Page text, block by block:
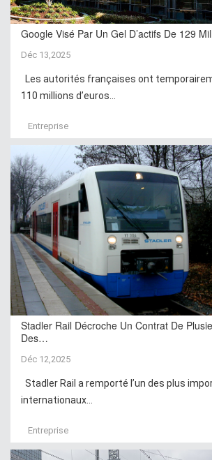
Google Visé Par Un Gel D’actifs De 129
Déc 13,2025
Les autorités françaises ont
110 millions d’euros...
Entreprise
Stadler Rail Décroche Un Contrat De
Des…
Déc 12,2025
Stadler Rail a remporté l’un des plus
internationaux...
Entreprise